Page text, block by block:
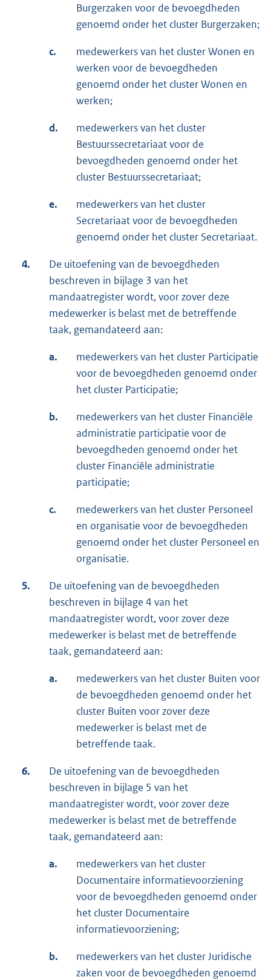
Burgerzaken voor de bevoegdheden
genoemd onder het cluster Burgerzaken;
c.
medewerkers van het cluster Wonen en
werken voor de bevoegdheden
genoemd onder het cluster Wonen en
werken;
d.
medewerkers van het cluster
Bestuurssecretariaat voor de
bevoegdheden genoemd onder het
cluster Bestuurssecretariaat;
e.
medewerkers van het cluster
Secretariaat voor de bevoegdheden
genoemd onder het cluster Secretariaat.
4.
De uitoefening van de bevoegdheden
beschreven in bijlage 3 van het
mandaatregister wordt, voor zover deze
medewerker is belast met de betreffende
taak, gemandateerd aan:
a.
medewerkers van het cluster Participatie
voor de bevoegdheden genoemd onder
het cluster Participatie;
b.
medewerkers van het cluster Financiële
administratie participatie voor de
bevoegdheden genoemd onder het
cluster Financiële administratie
participatie;
c.
medewerkers van het cluster Personeel
en organisatie voor de bevoegdheden
genoemd onder het cluster Personeel en
organisatie.
5.
De uitoefening van de bevoegdheden
beschreven in bijlage 4 van het
mandaatregister wordt, voor zover deze
medewerker is belast met de betreffende
taak, gemandateerd aan:
a.
medewerkers van het cluster Buiten voor
de bevoegdheden genoemd onder het
cluster Buiten voor zover deze
medewerker is belast met de
betreffende taak.
6.
De uitoefening van de bevoegdheden
beschreven in bijlage 5 van het
mandaatregister wordt, voor zover deze
medewerker is belast met de betreffende
taak, gemandateerd aan:
a.
medewerkers van het cluster
Documentaire informatievoorziening
voor de bevoegdheden genoemd onder
het cluster Documentaire
informatievoorziening;
b.
medewerkers van het cluster Juridische
zaken voor de bevoegdheden genoemd